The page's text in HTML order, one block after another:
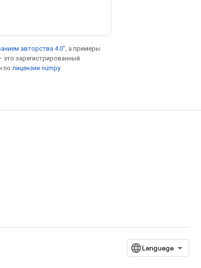
авторства 4.0" , а примеры
это зарегистрированный
по лицензии numpy.